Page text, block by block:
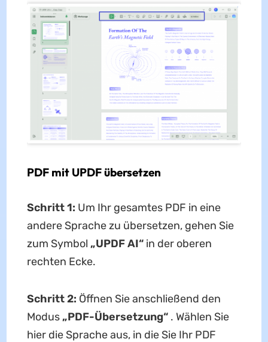
PDF mit UPDF übersetzen
Schritt 1: Um Ihr gesamtes PDF in eine
andere Sprache zu übersetzen, gehen Sie
zum Symbol „UPDF AI“in der oberen
rechten Ecke.
Schritt 2: Öffnen Sie anschließend den
Modus „PDF-Übersetzung“. Wählen Sie
hier die Sprache aus, in die Sie Ihr PDF